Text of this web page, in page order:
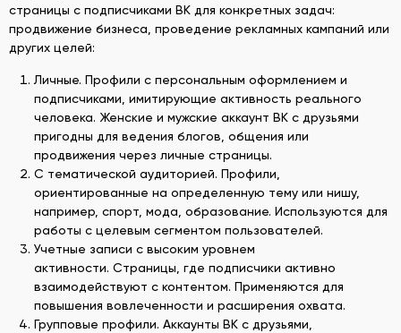
страницы с подписчиками ВК для конкретных задач:
продвижение бизнеса, проведение рекламных кампаний или
других целей:
Личные. Профили с персональным оформлением и
подписчиками, имитирующие активность реального
человека. Женские и мужские аккаунт ВК с друзьями
пригодны для ведения блогов, общения или
продвижения через личные страницы.
С тематической аудиторией. Профили,
ориентированные на определенную тему или нишу,
например, спорт, мода, образование. Используются для
работы с целевым сегментом пользователей.
Учетные записи с высоким уровнем
активности. Страницы, где подписчики активно
взаимодействуют с контентом. Применяются для
повышения вовлеченности и расширения охвата.
Групповые профили. Аккаунты ВК с друзьями,